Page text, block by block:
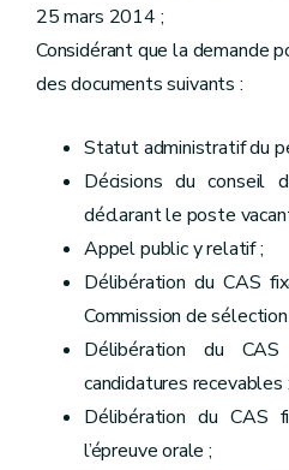
25 mars 2014 ;
Considérant que la demande
des documents suivants :
Statut administratif du
Décisions du conseil
déclarant le poste
Appel public y relatif ;
Délibération du CAS
Commission de
Délibération du
candidatures recevables ;
Délibération du CAS
l’épreuve orale ;